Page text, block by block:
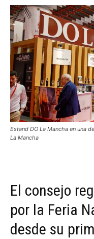
Estand DO La Mancha en una
La Mancha
El consejo
por la Feria
desde su